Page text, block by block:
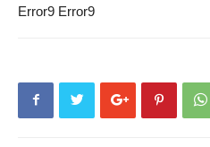
Error9 Error9